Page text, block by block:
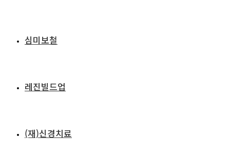
심미보철
레진빌드업
(재)신경치료